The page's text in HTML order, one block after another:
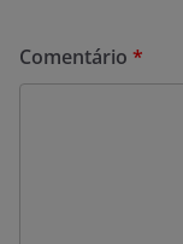
Comentário *